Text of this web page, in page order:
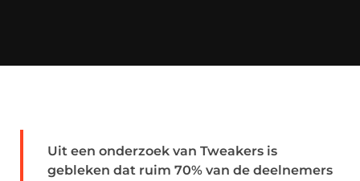
Uit een onderzoek van Tweakers is
gebleken dat ruim 70% van de deelnemers